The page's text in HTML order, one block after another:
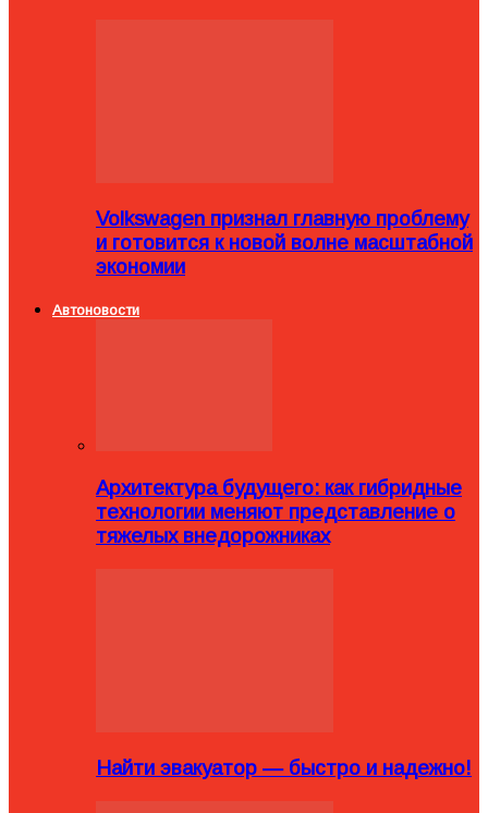
Volkswagen признал главную проблему
и готовится к новой волне масштабной
экономии
Автоновости
Архитектура будущего: как гибридные
технологии меняют представление о
тяжелых внедорожниках
Найти эвакуатор — быстро и надежно!